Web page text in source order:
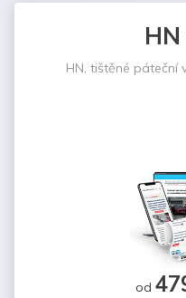
HN, tištěné páteční
od